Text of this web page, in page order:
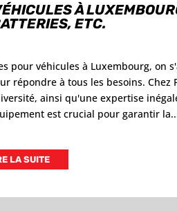
À
ETC.
pour véhicules à Luxembourg, on
répondre à tous les besoins. Chez
ainsi qu'une expertise
est crucial pour garantir
LA SUITE